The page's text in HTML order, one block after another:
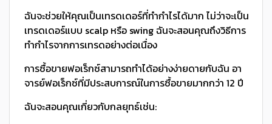
ฉันจะช่วยให้คุณเป็นเทรดเดอร์ที่ทำกำไรได้มาก ไม่ว่าจะเป็น
เทรดเดอร์แบบ scalp หรือ swing ฉันจะสอนคุณถึงวิธีการ
ทำกำไรจากการเทรดอย่างต่อเนื่อง
การซื้อขายฟอเร็กซ์สามารถทำได้อย่างง่ายดายกับฉัน อา
จารย์ฟอเร็กซ์ที่มีประสบการณ์ในการซื้อขายมากกว่า 12 ปี
ฉันจะสอนคุณเกี่ยวกับกลยุทธ์เช่น: